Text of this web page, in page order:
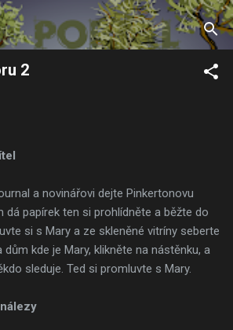
na hlavní obsah
2
a novinářovi dejte Pinkertonovu
dá papírek ten si prohlídněte a běžte do
si s Mary a ze skleněné vitríny seberte
dům kde je Mary, klikněte na nástěnku, a
sleduje. Ted si promluvte s Mary.